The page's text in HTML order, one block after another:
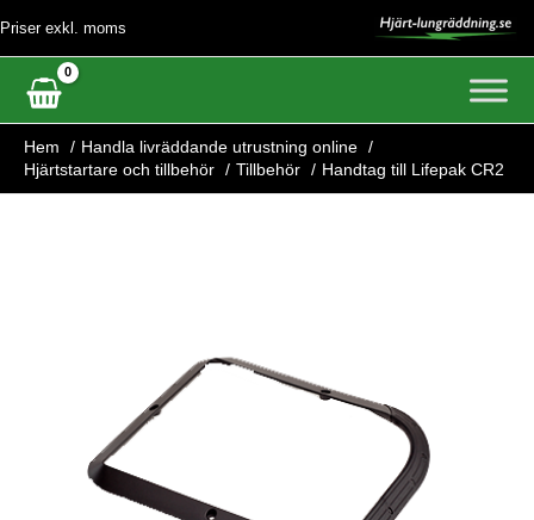
innehåll
Priser exkl. moms
Hem
Handla livräddande utrustning online
Hjärtstartare och tillbehör
Tillbehör Handtag till Lifepak CR2